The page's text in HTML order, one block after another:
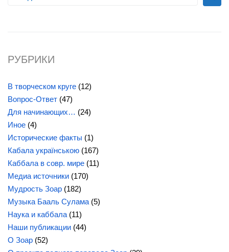
РУБРИКИ
В творческом круге (12)
Вопрос-Ответ (47)
Для начинающих… (24)
Иное (4)
Исторические факты (1)
Кабала українською (167)
Каббала в совр. мире (11)
Медиа источники (170)
Мудрость Зоар (182)
Музыка Бааль Сулама (5)
Наука и каббала (11)
Наши публикации (44)
О Зоар (52)